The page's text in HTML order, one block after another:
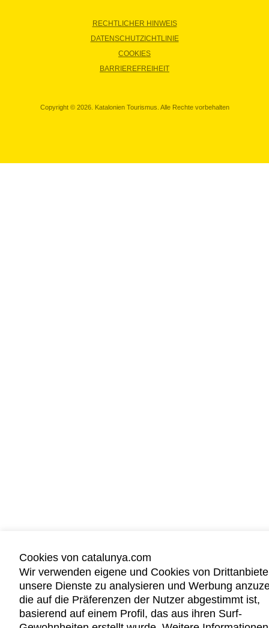
RECHTLICHER HINWEIS
DATENSCHUTZICHTLINIE
COOKIES
BARRIEREFREIHEIT
Copyright © 2026. Katalonien Tourismus. Alle Rechte vorbehalten
Cookies von catalunya.com
Wir verwenden eigene und Cookies von
unsere Dienste zu analysieren und Werbung
die auf die Präferenzen der Nutzer abgestimmt ist,
basierend auf einem Profil, das aus ihren Surf-